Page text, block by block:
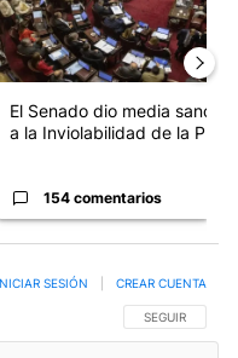
El Senado dio media sanción
a la Inviolabilidad de la P...
154 comentarios
SIGA ESTA
SEGUIR
SESIÓN CREAR CUENTA